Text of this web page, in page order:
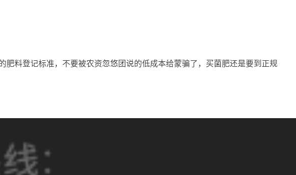
料登记标准，不要被农资忽悠团说的低成本给蒙骗了，买菌肥还是要到正规